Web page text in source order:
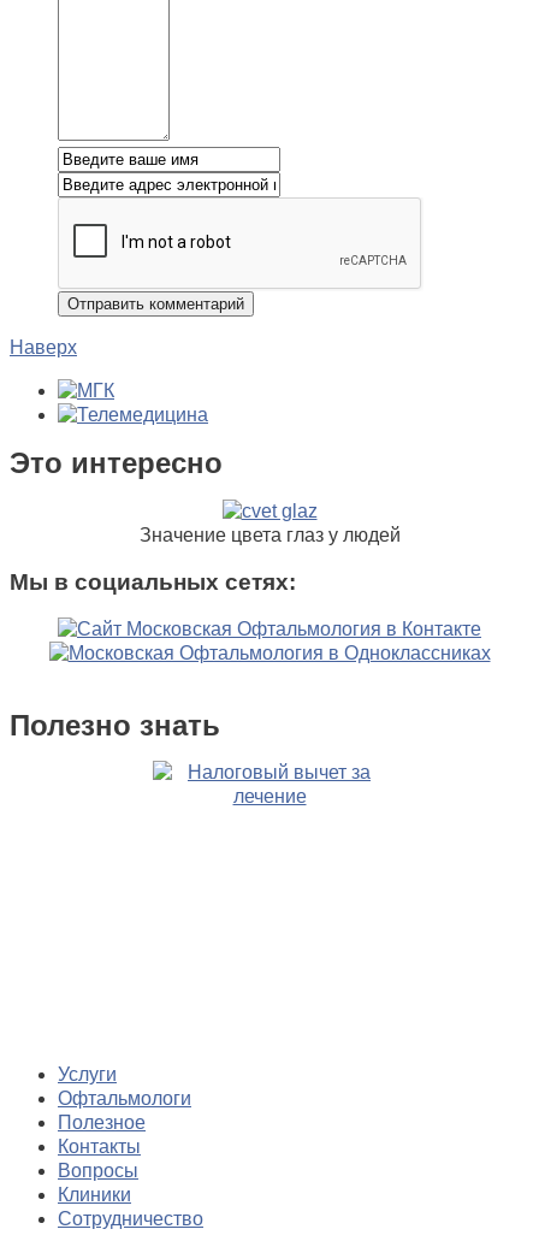
Наверх
Это интересно
Значение цвета глаз у людей
Мы в социальных сетях:
Полезно знать
Услуги
Офтальмологи
Полезное
Контакты
Вопросы
Клиники
Сотрудничество